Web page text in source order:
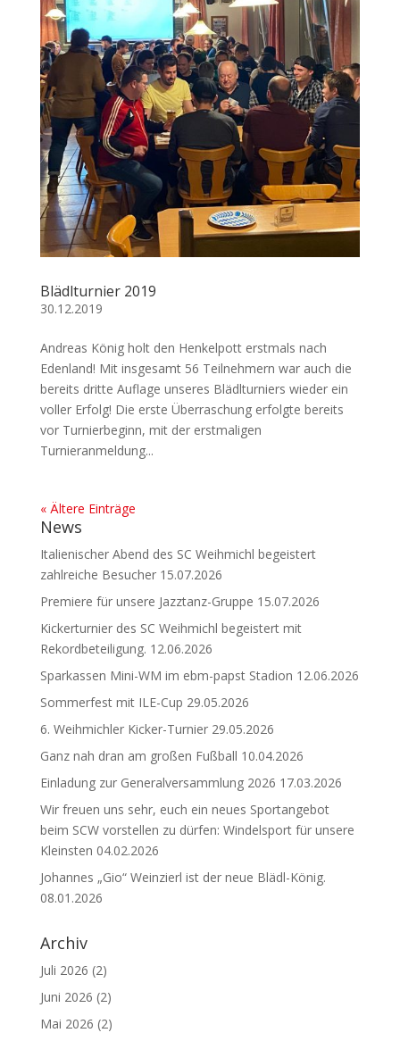
Blädlturnier 2019
30.12.2019
Andreas König holt den Henkelpott erstmals nach
Edenland! Mit insgesamt 56 Teilnehmern war auch die
bereits dritte Auflage unseres Blädlturniers wieder ein
voller Erfolg! Die erste Überraschung erfolgte bereits
vor Turnierbeginn, mit der erstmaligen
Turnieranmeldung...
« Ältere Einträge
News
Italienischer Abend des SC Weihmichl begeistert
zahlreiche Besucher 15.07.2026
Premiere für unsere Jazztanz-Gruppe 15.07.2026
Kickerturnier des SC Weihmichl begeistert mit
Rekordbeteiligung. 12.06.2026
Sparkassen Mini-WM im ebm-papst Stadion 12.06.2026
Sommerfest mit ILE-Cup 29.05.2026
6. Weihmichler Kicker-Turnier 29.05.2026
Ganz nah dran am großen Fußball 10.04.2026
Einladung zur Generalversammlung 2026 17.03.2026
Wir freuen uns sehr, euch ein neues Sportangebot
beim SCW vorstellen zu dürfen: Windelsport für unsere
Kleinsten 04.02.2026
Johannes „Gio“ Weinzierl ist der neue Blädl-König.
08.01.2026
Archiv
Juli 2026 (2)
Juni 2026 (2)
Mai 2026 (2)